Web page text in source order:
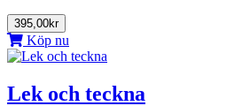
395,00kr
Köp nu
Lek och teckna